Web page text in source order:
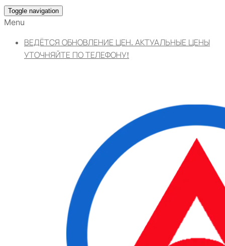
Toggle navigation
Menu
ВЕДЁТСЯ ОБНОВЛЕНИЕ ЦЕН. АКТУАЛЬНЫЕ ЦЕНЫ
УТОЧНЯЙТЕ ПО ТЕЛЕФОНУ!